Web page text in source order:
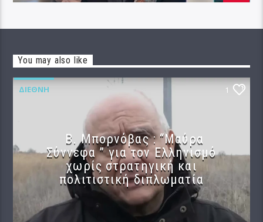
You may also like
ΔΙΕΘΝΉ 1
B. Μπορνόβας : “Μαύρα
Σύννεφα ” για τον Ελληνισμό
χωρίς στρατηγική και
πολιτιστική διπλωματία